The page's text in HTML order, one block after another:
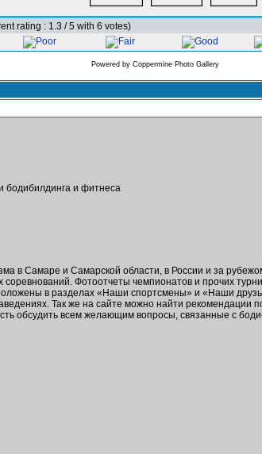
rating : 1.3 / 5 with 6 votes)
Powered by Coppermine Photo Gallery
бодибилдинга и фитнеса
в Самаре и Самарской области, в России и за
соревнований. Фотоотчеты чемпионатов и прочих
в разделах «Наши спортсмены» и «Наши
Так же на сайте можно найти рекомендации
обсудить всем желающим вопросы, связанные с